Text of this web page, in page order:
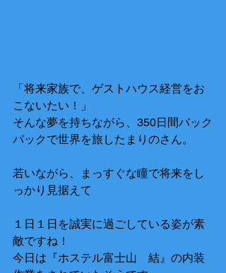
「将来家族で、ゲストハウス経営をお
こないたい！」
そんな夢を持ちながら、350日間バック
パックで世界を旅したまりのさん。
若いながら、まっすぐな瞳で将来をし
っかり見据えて
１日１日を誠実に過ごしている姿が素
敵ですね！
今日は『ホステル富士山　結』の内装